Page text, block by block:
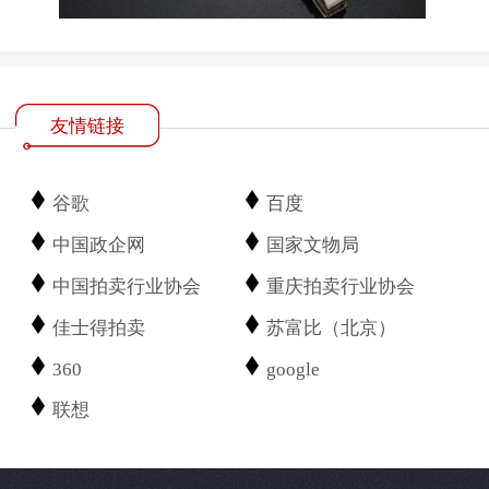
友情链接
谷歌
百度
中国政企网
国家文物局
中国拍卖行业协会
重庆拍卖行业协会
佳士得拍卖
苏富比（北京）
360
google
联想